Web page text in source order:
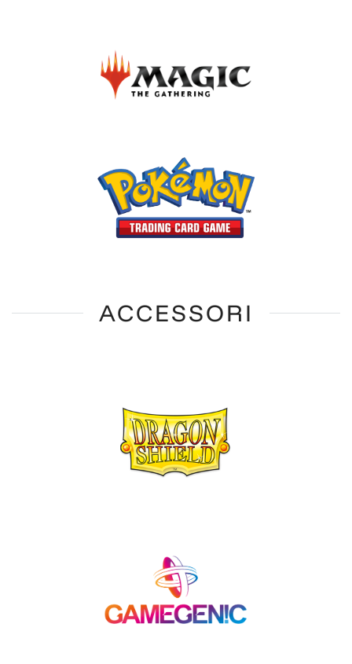
ACCESSORI